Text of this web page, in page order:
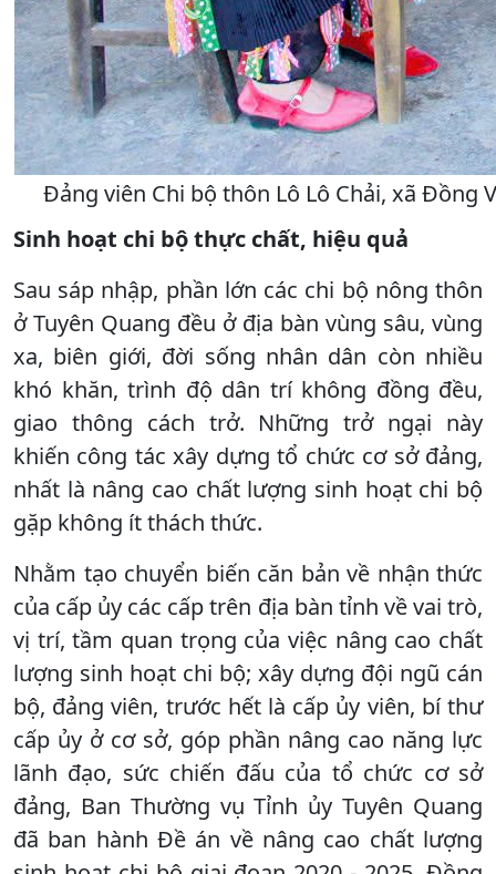
Đảng viên Chi bộ thôn Lô Lô Chải, xã Đồng
Sinh hoạt chi bộ thực chất, hiệu quả
Sau sáp nhập, phần lớn các chi bộ nông thôn
ở Tuyên Quang đều ở địa bàn vùng sâu, vùng
xa, biên giới, đời sống nhân dân còn nhiều
khó khăn, trình độ dân trí không đồng đều,
giao thông cách trở. Những trở ngại này
khiến công tác xây dựng tổ chức cơ sở đảng,
nhất là nâng cao chất lượng sinh hoạt chi bộ
gặp không ít thách thức.
Nhằm tạo chuyển biến căn bản về nhận thức
của cấp ủy các cấp trên địa bàn tỉnh về vai trò,
vị trí, tầm quan trọng của việc nâng cao chất
lượng sinh hoạt chi bộ; xây dựng đội ngũ cán
bộ, đảng viên, trước hết là cấp ủy viên, bí thư
cấp ủy ở cơ sở, góp phần nâng cao năng lực
lãnh đạo, sức chiến đấu của tổ chức cơ sở
đảng, Ban Thường vụ Tỉnh ủy Tuyên Quang
đã ban hành Đề án về nâng cao chất lượng